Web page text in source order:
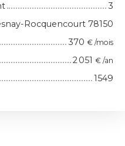
3
Rocquencourt 78150
370 € /mois
2 051 € /an
1549